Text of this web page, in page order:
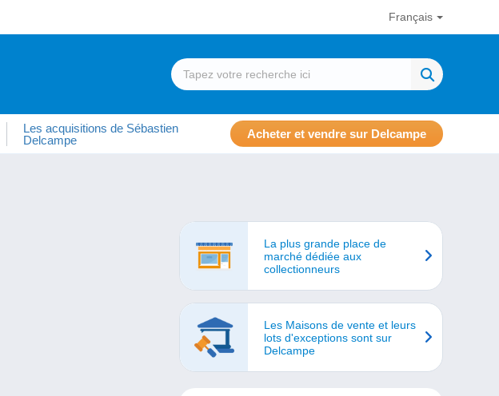
Français
Les acquisitions de Sébastien
Delcampe
Acheter et vendre sur Delcampe
La plus grande place de
marché dédiée aux
collectionneurs
Les Maisons de vente et leurs
lots d'exceptions sont sur
Delcampe